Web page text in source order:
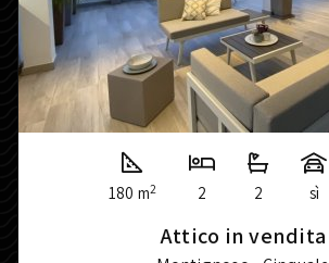
180 m2 2 2 sì
Attico in vendita